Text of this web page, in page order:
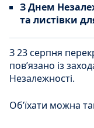
З Днем
та листівки
З 23 серпня
повʼязано із
Незалежності.
Обʼїхати можна